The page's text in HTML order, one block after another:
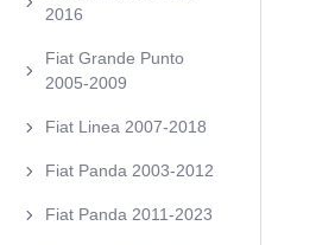
2016
Fiat Grande Punto
2005-2009
Fiat Linea 2007-2018
Fiat Panda 2003-2012
Fiat Panda 2011-2023